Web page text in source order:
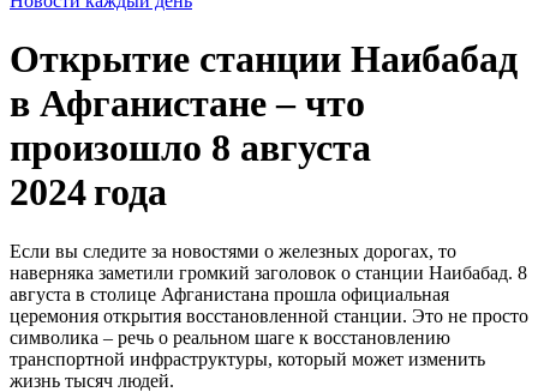
Открытие станции Наибабад
в Афганистане – что
произошло 8 августа
2024 года
Если вы следите за новостями о железных дорогах, то
наверняка заметили громкий заголовок о станции Наибабад. 8
августа в столице Афганистана прошла официальная
церемония открытия восстановленной станции. Это не просто
символика – речь о реальном шаге к восстановлению
транспортной инфраструктуры, который может изменить
жизнь тысяч людей.